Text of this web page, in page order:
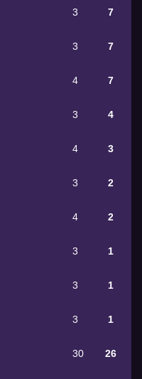
3 7
3 7
4 7
3 4
4 3
3 2
4 2
3 1
3 1
3 1
30 26